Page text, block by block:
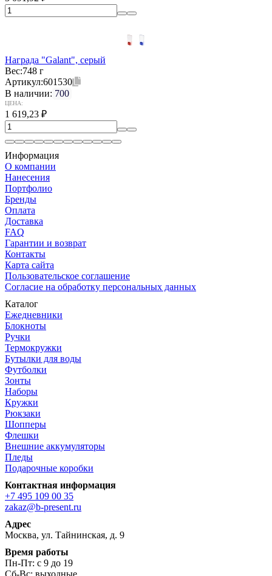
Награда "Galant", серый
Вес:748 г
Артикул:601530
В наличии: 700
ЦЕНА:
1 619,23 ₽
Информация
О компании
Нанесения
Портфолио
Бренды
Оплата
Доставка
FAQ
Гарантии и возврат
Контакты
Карта сайта
Пользовательское соглашение
Согласие на обработку персональных данных
Каталог
Ежедневники
Блокноты
Ручки
Термокружки
Бутылки для воды
Футболки
Зонты
Наборы
Кружки
Рюкзаки
Шопперы
Флешки
Внешние аккумуляторы
Пледы
Подарочные коробки
Контактная информация
+7 495 109 00 35
zakaz@b-present.ru
Адрес
Москва, ул. Тайнинская, д. 9
Время работы
Пн-Пт: с 9 до 19
Сб-Вс: выходные